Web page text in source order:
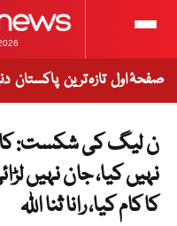
صفحۂ اول تازہ ترین پاکستان
ن لیگ کی شکست:
نہیں کیا، جان نہیں
کا کام کیا، رانا ثنا اللہ